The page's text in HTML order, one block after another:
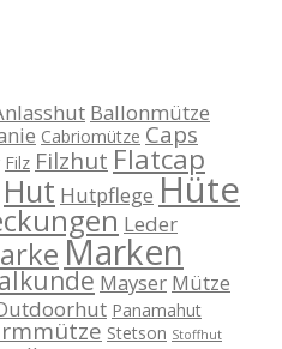
Ballonmütze
Cabriomütze Caps
Filz Filzhut Flatcap
Hut Hutpflege Hüte
Leder
Marken
Mayser Mütze
Panamahut
Stetson Stoffhut